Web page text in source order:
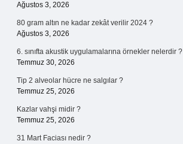
Ağustos 3, 2026
80 gram altın ne kadar zekât verilir 2024 ?
Ağustos 3, 2026
6. sınıfta akustik uygulamalarına örnekler nelerdir ?
Temmuz 30, 2026
Tip 2 alveolar hücre ne salgılar ?
Temmuz 25, 2026
Kazlar vahşi midir ?
Temmuz 25, 2026
31 Mart Faciası nedir ?